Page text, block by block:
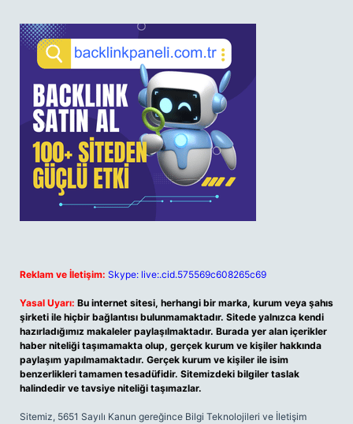
Reklam ve İletişim: Skype: live:.cid.575569c608265c69
Yasal Uyarı: Bu internet sitesi, herhangi bir marka, kurum veya şahıs
şirketi ile hiçbir bağlantısı bulunmamaktadır. Sitede yalnızca kendi
hazırladığımız makaleler paylaşılmaktadır. Burada yer alan içerikler
haber niteliği taşımamakta olup, gerçek kurum ve kişiler hakkında
paylaşım yapılmamaktadır. Gerçek kurum ve kişiler ile isim
benzerlikleri tamamen tesadüfidir. Sitemizdeki bilgiler taslak
halindedir ve tavsiye niteliği taşımazlar.
Sitemiz, 5651 Sayılı Kanun gereğince Bilgi Teknolojileri ve İletişim